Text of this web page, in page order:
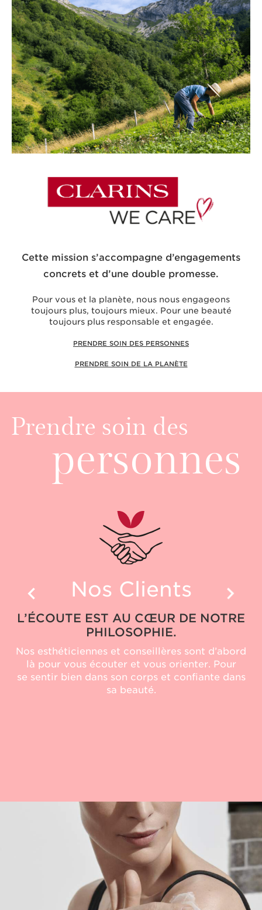
Cette mission s’accompagne d’engagements
concrets et d’une double promesse.
Pour vous et la planète, nous nous engageons
toujours plus, toujours mieux. Pour une beauté
toujours plus responsable et engagée.
PRENDRE SOIN DES PERSONNES
PRENDRE SOIN DE LA PLANÈTE
Prendre soin des
personnes
Nos Clients
L’ÉCOUTE EST AU CŒUR DE NOTRE
PHILOSOPHIE.
Nos esthéticiennes et conseillères sont d’abord
là pour vous écouter et vous orienter. Pour
se sentir bien dans son corps et confiante dans
sa beauté.